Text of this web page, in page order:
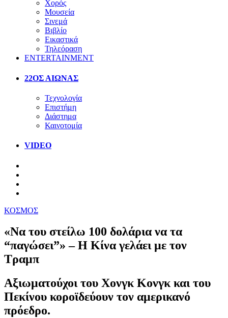
Χορός
Μουσεία
Σινεμά
Βιβλίο
Εικαστικά
Τηλεόραση
ENTERTAINMENT
22ΟΣ ΑΙΩΝΑΣ
Τεχνολογία
Επιστήμη
Διάστημα
Καινοτομία
VIDEO
ΚΟΣΜΟΣ
«Να του στείλω 100 δολάρια να τα
“παγώσει”» – Η Κίνα γελάει με τον
Τραμπ
Αξιωματούχοι του Χονγκ Κονγκ και του
Πεκίνου κοροϊδεύουν τον αμερικανό
πρόεδρο.